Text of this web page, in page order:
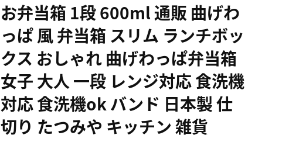
お弁当箱 1段 600ml 通販 曲げわ
っぱ 風 弁当箱 スリム ランチボッ
クス おしゃれ 曲げわっぱ弁当箱
女子 大人 一段 レンジ対応 食洗機
対応 食洗機ok バンド 日本製 仕
切り たつみや キッチン 雑貨